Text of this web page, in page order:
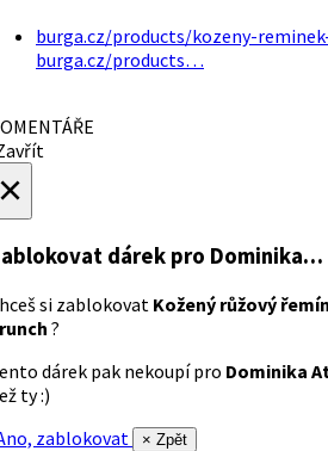
burga.cz/products/kozeny-
burga.cz/products…
dárek pro Dominika…
si zablokovat Kožený růžový
?
dárek pak nekoupí pro Dominika
ty :)
zablokovat
× Zpět